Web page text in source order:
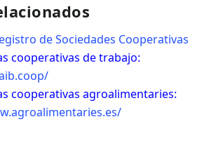
de Sociedades Cooperativas
cooperativas de trabajo:
cooperativas agroalimentaries: